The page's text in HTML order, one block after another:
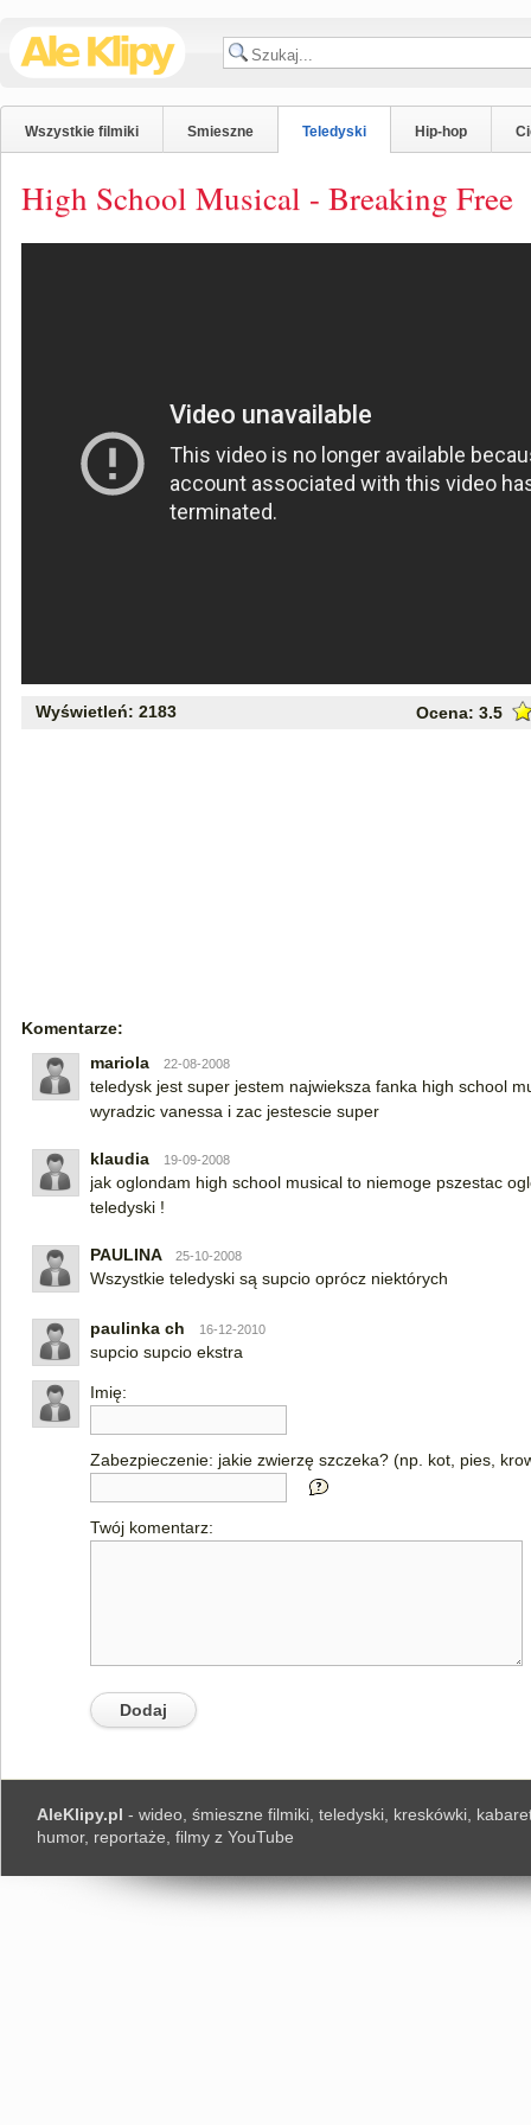
Wszystkie filmiki Smieszne Teledyski Hip-hop
High School Musical - Breaking Free
Wyświetleń: 2183 Ocena: 3.5
Komentarze:
mariola
22-08-2008
teledysk jest super jestem najwieksza fanka high school
wyradzic vanessa i zac jestescie super
klaudia 19-09-2008
jak oglondam high school musical to niemoge pszestac
teledyski !
PAULINA 25-10-2008
Wszystkie teledyski są supcio oprócz niektórych
paulinka ch 16-12-2010
supcio supcio ekstra
Imię:
Zabezpieczenie: jakie zwierzę szczeka? (np. kot, pies,
Twój komentarz:
AleKlipy.pl - wideo, śmieszne filmiki, teledyski, kreskówki,
humor, reportaże, filmy z YouTube